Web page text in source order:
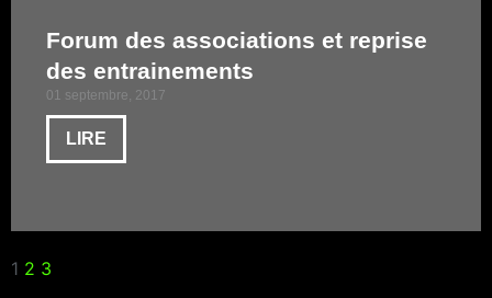
Forum des associations et reprise
des entrainements
01 septembre, 2017
LIRE
1 2 3